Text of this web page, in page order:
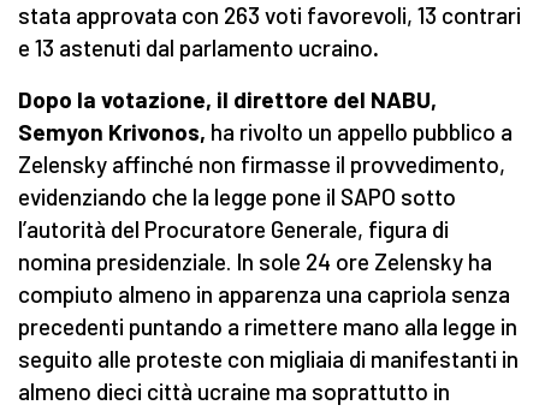
stata approvata con 263 voti favorevoli, 13 contrari
e 13 astenuti dal parlamento ucraino.
Dopo la votazione, il direttore del NABU,
Semyon Krivonos, ha rivolto un appello pubblico a
Zelensky affinché non firmasse il provvedimento,
evidenziando che la legge pone il SAPO sotto
l’autorità del Procuratore Generale, figura di
nomina presidenziale. In sole 24 ore Zelensky ha
compiuto almeno in apparenza una capriola senza
precedenti puntando a rimettere mano alla legge in
seguito alle proteste con migliaia di manifestanti in
almeno dieci città ucraine ma soprattutto in